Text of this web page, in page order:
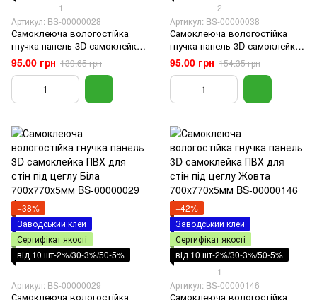
1
Артикул: BS-00000028
Самоклеюча вологостійка
гнучка панель 3D самоклейка
ПВХ для стін жовто-пісочна
цегла 700x770x5мм
95.00 грн 139.65 грн
2
Артикул: BS-00000038
Самоклеюча вологостійка
гнучка панель 3D самоклейка
ПВХ для стін під цеглу Срібло
700х770х5мм
95.00 грн 154.35 грн
−38%
Заводський клей
Сертифікат якості
від 10 шт-2%/30-3%/50-5%
Артикул: BS-00000029
Самоклеюча вологостійка
−42%
Заводський клей
Сертифікат якості
від 10 шт-2%/30-3%/50-5%
1
Артикул: BS-00000146
Самоклеюча вологостійка